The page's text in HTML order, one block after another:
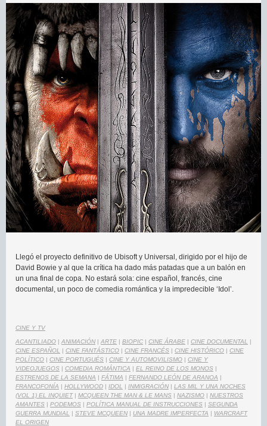
Llegó el proyecto definitivo de Ubisoft y Universal, dirigido por el hijo de
David Bowie y al que la crítica ha dado más patadas que a un balón en
un una final de copa. No estará sola: cine español, francés, cine
documental, un poco de comedia romántica y la impredecible ‘Idol’.
CINE Y TV
ACANTILIADO | ANIMACIÓN | ARTE | BIOPIC | CINE ÁRABE | CINE DOCUMENTAL
|
CINE ESPAÑOL
| CINE FANTÁSTICO | CINE FRANCÉS | CINE HISTÓRICO | CINE
POLÍTICO | CINE PORTUGUÉS | CINE Y AUTOMOVILISMO | CINE Y
VIDEOJUEGOS | COMEDIA ROMÁNTICA | EL REINO DE LOS MONOS |
ESTRENOS DE LA SEMANA | FÁTIMA | FERNANDO LEÓN DE ARANOA |
FRANCOFONÍA | HOLLYWOOD | IDOL | INMIGRACIÓN | LAS MIL Y UNA NOCHES
(VOL 1) EL INQUIET| MCQUEEN THE MAN & LE MANS | NAZISMO | NUESTROS
AMANTES | PODEMOS | POLÍTICA MANUAL DE INSTRUCCIONES | SEGUNDA
GUERRA MUNDIAL
| STEVE MCQUEEN | UNA MADRE IMPERFECTA | WARCRAFT
EL ORIGEN